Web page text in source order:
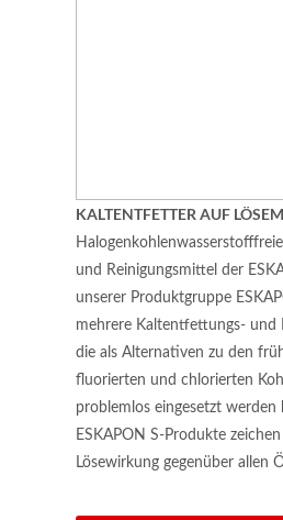
KALTENTFETTER AUF
und Reinigungsmittel der
unserer Produktgruppe
mehrere Kaltentfettungs- und
die als Alternativen zu den
fluorierten und chlorierten
problemlos eingesetzt werden
ESKAPON S-Produkte
Lösewirkung gegenüber allen